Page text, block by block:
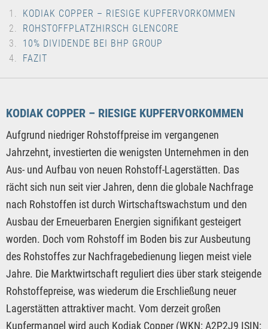
KODIAK COPPER – RIESIGE KUPFERVORKOMMEN
ROHSTOFFPLATZHIRSCH GLENCORE
10% DIVIDENDE BEI BHP GROUP
FAZIT
KODIAK COPPER – RIESIGE KUPFERVORKOMMEN
Aufgrund niedriger Rohstoffpreise im vergangenen
Jahrzehnt, investierten die wenigsten Unternehmen in den
Aus- und Aufbau von neuen Rohstoff-Lagerstätten. Das
rächt sich nun seit vier Jahren, denn die globale Nachfrage
nach Rohstoffen ist durch Wirtschaftswachstum und den
Ausbau der Erneuerbaren Energien signifikant gesteigert
worden. Doch vom Rohstoff im Boden bis zur Ausbeutung
des Rohstoffes zur Nachfragebedienung liegen meist viele
Jahre. Die Marktwirtschaft reguliert dies über stark steigende
Rohstoffepreise, was wiederum die Erschließung neuer
Lagerstätten attraktiver macht. Vom derzeit großen
Kupfermangel wird auch Kodiak Copper (WKN: A2P2J9 ISIN: